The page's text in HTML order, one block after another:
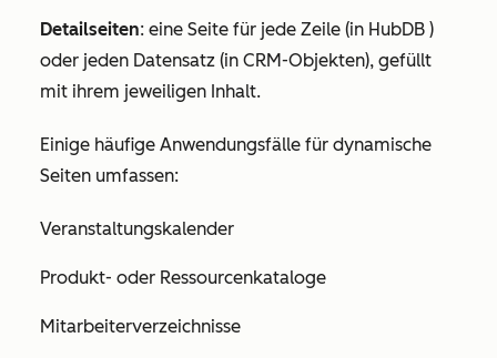
Detailseiten: eine Seite für jede Zeile (in HubDB )
oder jeden Datensatz (in CRM-Objekten), gefüllt
mit ihrem jeweiligen Inhalt.
Einige häufige Anwendungsfälle für dynamische
Seiten umfassen:
Veranstaltungskalender
Produkt- oder Ressourcenkataloge
Mitarbeiterverzeichnisse